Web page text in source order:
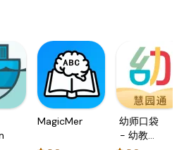
MagicMemo
幼师口袋
- 幼教资